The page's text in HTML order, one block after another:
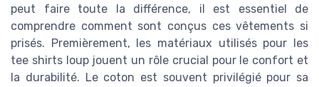
peut faire toute la différence, il est essentiel de
comprendre comment sont conçus ces vêtements si
prisés. Premièrement, les matériaux utilisés pour les
tee shirts loup jouent un rôle crucial pour le confort et
la durabilité. Le coton est souvent privilégié pour sa